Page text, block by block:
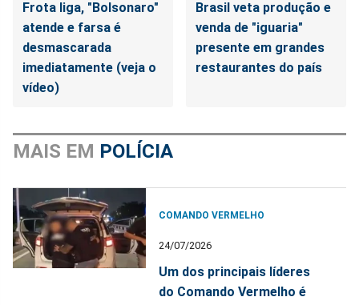
Frota liga, "Bolsonaro"
atende e farsa é
desmascarada
imediatamente (veja o
vídeo)
Brasil veta produção e
venda de "iguaria"
presente em grandes
restaurantes do país
MAIS EM POLÍCIA
COMANDO VERMELHO
24/07/2026
Um dos principais líderes
do Comando Vermelho é